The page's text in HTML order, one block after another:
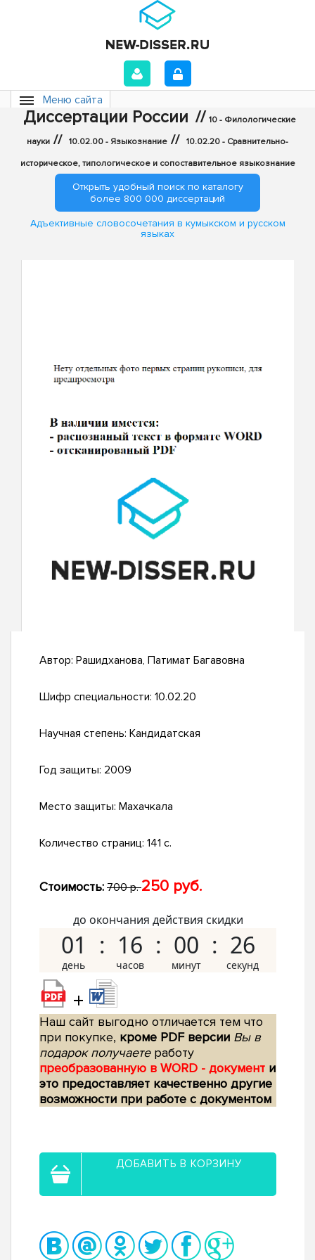
Меню сайта
Диссертации России // 10 - Филологические
науки // 10.02.00 - Языкознание // 10.02.20 - Сравнительно-
историческое, типологическое и сопоставительное языкознание
Открыть удобный поиск по каталогу
более 800 000 диссертаций
Адъективные словосочетания в кумыкском и русском
языках
Автор: Рашидханова, Патимат Багавовна
Шифр специальности: 10.02.20
Научная степень: Кандидатская
Год защиты: 2009
Место защиты: Махачкала
Количество страниц: 141 с.
Стоимость: 700 р.250 руб.
до окончания действия скидки
01 16 00 25
+
Наш сайт выгодно отличается тем что
при покупке, кроме PDF версии Вы в
подарок получаетеработу
преобразованную в WORD - документ и
это предоставляет качественно другие
возможности при работе с документом
ДОБАВИТЬ В КОРЗИНУ